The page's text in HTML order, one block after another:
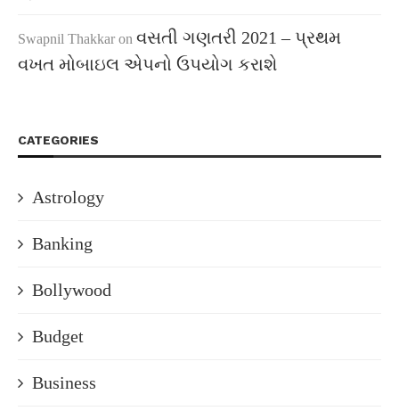
Swapnil Thakkar on વસતી ગણતરી 2021 – પ્રથમ
વખત મોબાઇલ એપનો ઉપયોગ કરાશે
CATEGORIES
Astrology
Banking
Bollywood
Budget
Business